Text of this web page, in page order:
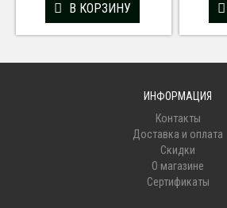
В КОРЗИНУ
ИНФОРМАЦИЯ
Контакты
Доставка и оплата
Скидки
О магазине
Сертификаты